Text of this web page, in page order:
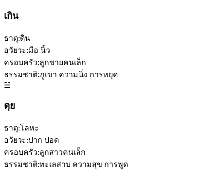
เกิน
ธาตุ:ดิน
อวัยวะ:มือ นิ้ว
ครอบครัว:ลูกชายคนเล็ก
ธรรมชาติ:ภูเขา ความนิ่ง การหยุด
☱
ตุย
ธาตุ:โลหะ
อวัยวะ:ปาก ปอด
ครอบครัว:ลูกสาวคนเล็ก
ธรรมชาติ:ทะเลสาบ ความสุข การพูด